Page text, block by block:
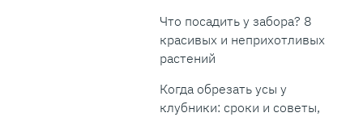
Что посадить у забора? 8
красивых и неприхотливых
растений
Когда обрезать усы у
клубники: сроки и советы,